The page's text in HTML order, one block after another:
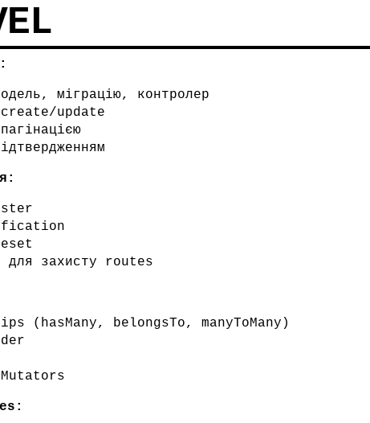
міграцію, контролер
update
для захисту routes
(hasMany, belongsTo, manyToMany)